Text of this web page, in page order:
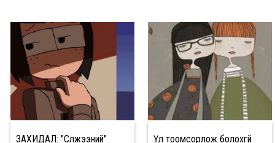
ЗАХИДАЛ: "Сүлжээний"
Үл тоомсорлож болохгүй